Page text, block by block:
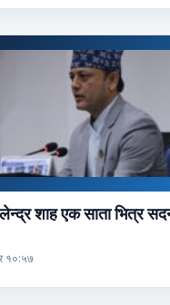
शाह एक साता भित्र
१०:५७